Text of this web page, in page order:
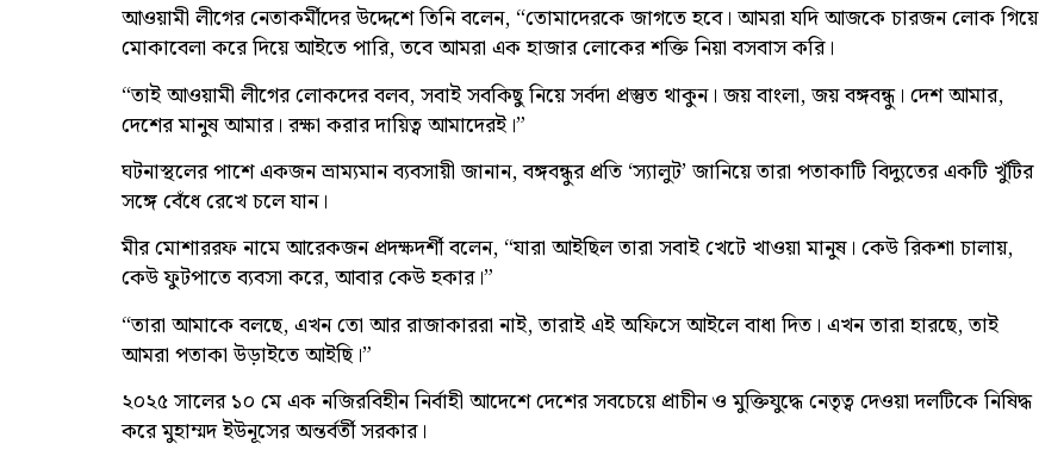
আওয়ামী লীগের নেতাকর্মীদের উদ্দেশে তিনি বলেন, “তোমাদেরকে জাগতে হবে। আমরা যদি আজকে চারজন লোক গিয়ে
মোকাবেলা করে দিয়ে আইতে পারি, তবে আমরা এক হাজার লোকের শক্তি নিয়া বসবাস করি।
“তাই আওয়ামী লীগের লোকদের বলব, সবাই সবকিছু নিয়ে সর্বদা প্রস্তুত থাকুন। জয় বাংলা, জয় বঙ্গবন্ধু। দেশ আমার,
দেশের মানুষ আমার। রক্ষা করার দায়িত্ব আমাদেরই।”
ঘটনাস্থলের পাশে একজন ভ্রাম্যমান ব্যবসায়ী জানান, বঙ্গবন্ধুর প্রতি ‘স্যালুট’ জানিয়ে তারা পতাকাটি বিদ্যুতের একটি খুঁটির
সঙ্গে বেঁধে রেখে চলে যান।
মীর মোশাররফ নামে আরেকজন প্রদক্ষদর্শী বলেন, “যারা আইছিল তারা সবাই খেটে খাওয়া মানুষ। কেউ রিকশা চালায়,
কেউ ফুটপাতে ব্যবসা করে, আবার কেউ হকার।”
“তারা আমাকে বলছে, এখন তো আর রাজাকাররা নাই, তারাই এই অফিসে আইলে বাধা দিত। এখন তারা হারছে, তাই
আমরা পতাকা উড়াইতে আইছি।”
২০২৫ সালের ১০ মে এক নজিরবিহীন নির্বাহী আদেশে দেশের সবচেয়ে প্রাচীন ও মুক্তিযুদ্ধে নেতৃত্ব দেওয়া দলটিকে নিষিদ্ধ
করে মুহাম্মদ ইউনূসের অন্তর্বর্তী সরকার।